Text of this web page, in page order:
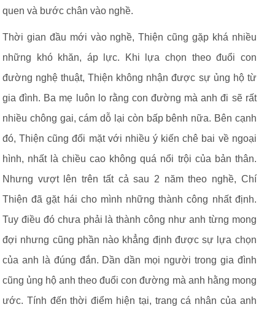
quen và bước chân vào nghề.
Thời gian đầu mới vào nghề, Thiện cũng gặp khá nhiều
những khó khăn, áp lực. Khi lựa chọn theo đuổi con
đường nghệ thuật, Thiện không nhận được sự ủng hộ từ
gia đình. Ba mẹ luôn lo rằng con đường mà anh đi sẽ rất
nhiều chông gai, cám dỗ lại còn bấp bênh nữa. Bên cạnh
đó, Thiện cũng đối mặt với nhiều ý kiến chê bai về ngoại
hình, nhất là chiều cao không quá nổi trội của bản thân.
Nhưng vượt lên trên tất cả sau 2 năm theo nghề, Chí
Thiện đã gặt hái cho mình những thành công nhất định.
Tuy điều đó chưa phải là thành công như anh từng mong
đợi nhưng cũng phần nào khẳng định được sự lựa chọn
của anh là đúng đắn. Dần dần mọi người trong gia đình
cũng ủng hộ anh theo đuổi con đường mà anh hằng mong
ước. Tính đến thời điểm hiện tại, trang cá nhân của anh